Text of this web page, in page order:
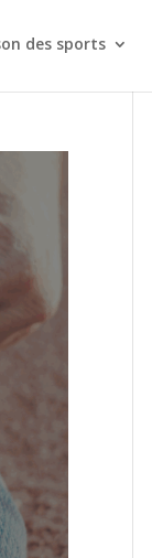
des sports